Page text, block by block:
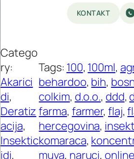
KONTAKT
Catego
ry:
Akarici
di
Deratiz
acija
Insektic
idi
Tags: 100, 100ml,
behardoo, bih,
colkim, d.o.o., ddd,
farma, farmer, flaj,
hercegovina,
komaraca,
muva, naruci, online